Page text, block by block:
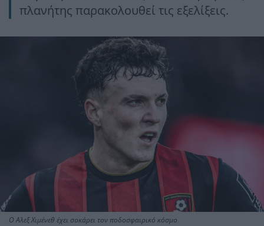
πλανήτης παρακολουθεί τις εξελίξεις.
Ο Αλεξ Χιμένεθ έχει σοκάρει τον ποδοσφαιρικό κόσμο